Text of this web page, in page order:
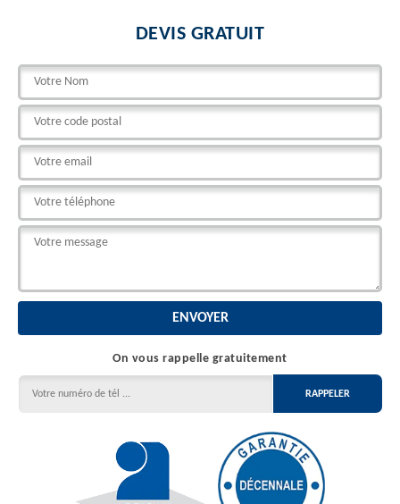
DEVIS GRATUIT
On vous rappelle gratuitement